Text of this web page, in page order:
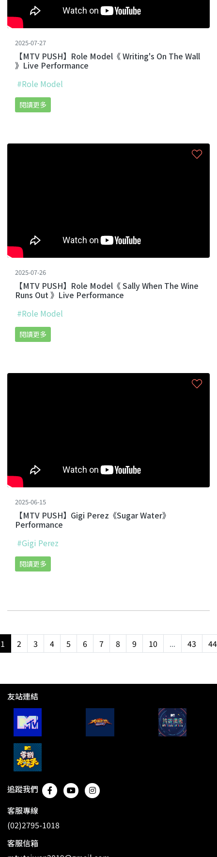
2025-07-27
【MTV PUSH】Role Model《 Writing's On The Wall
》Live Performance
#Role Model
閱讀更多
2025-07-26
【MTV PUSH】Role Model《 Sally When The Wine
Runs Out 》Live Performance
#Role Model
閱讀更多
2025-06-15
【MTV PUSH】Gigi Perez《Sugar Water》
Performance
#Gigi Perez
閱讀更多
1 2 3 4 5 6 7 8 9 10 ... 43 44
友站連結
追蹤我們
客服專線
(02)2795-1018
客服信箱